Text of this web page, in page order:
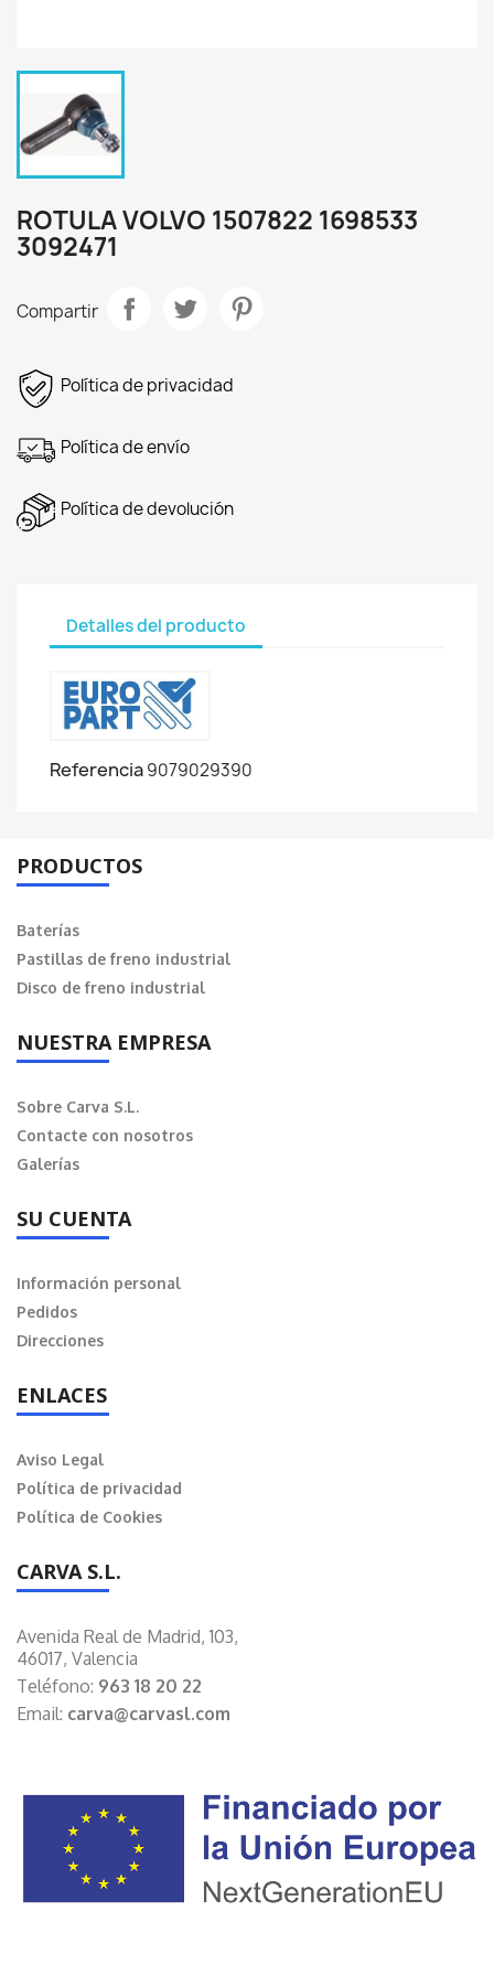
ROTULA VOLVO 1507822 1698533
3092471
Compartir
Política de privacidad
Política de envío
Política de devolución
Detalles del producto
Referencia9079029390
PRODUCTOS
Baterías
Pastillas de freno industrial
Disco de freno industrial
NUESTRA EMPRESA
Sobre Carva S.L.
Contacte con nosotros
Galerías
SU CUENTA
Información personal
Pedidos
Direcciones
ENLACES
Aviso Legal
Política de privacidad
Política de Cookies
CARVA S.L.
Avenida Real de Madrid, 103,
46017, Valencia
Teléfono: 963 18 20 22
Email: carva@carvasl.com